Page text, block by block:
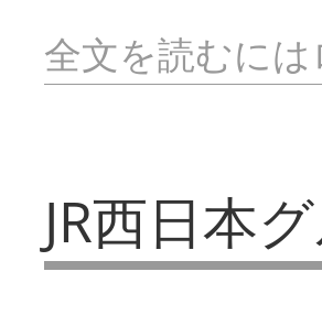
全文を読むに
JR西日本